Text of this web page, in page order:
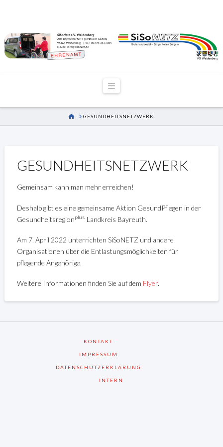
Navigation
HOME
GESUNDHEITSNETZWERK
GESUNDHEITSNETZWERK
Gemeinsam kann man mehr erreichen!
Deshalb gibt es eine gemeinsame Aktion GesundPflegen in der
Gesundheitsregionplus Landkreis Bayreuth.
Am 7. April 2022 unterrichten SiSoNETZ und andere
Organisationen über die Entlastungsmöglichkeiten für
pflegende Angehörige.
Weitere Informationen finden Sie auf dem Flyer.
KONTAKT
IMPRESSUM
DATENSCHUTZERKLÄRUNG
INTERN